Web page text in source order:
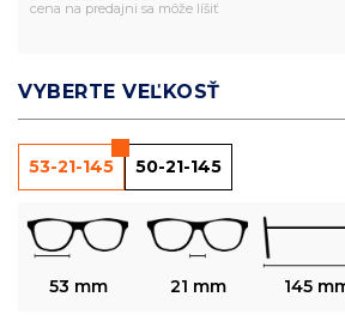
cena na predajni sa môže líšiť
VYBERTE VEĽKOSŤ
53-21-145 50-21-145
53 mm 21 mm 145